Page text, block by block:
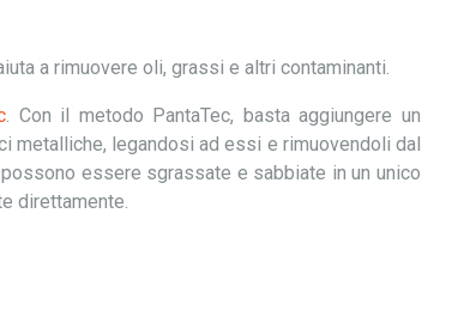
a rimuovere oli, grassi e altri contaminanti.
. Con il metodo PantaTec, basta aggiungere un
metalliche, legandosi ad essi e rimuovendoli dal
essere sgrassate e sabbiate in un unico
direttamente.